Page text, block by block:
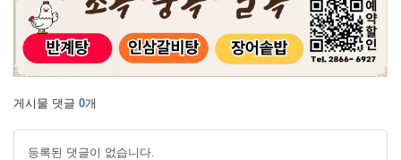
게시물 댓글 0개
등록된 댓글이 없습니다.